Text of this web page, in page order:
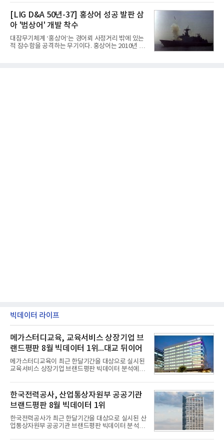
동기 대
라 투자에 나서는 것과 달리, 카카오는 ‘카카오톡’이
라는 플랫폼 경쟁력을 활용한 AI 에이전트 서비스에
집중하는 전략이다. 과거 무리한 사업 확장 과정에서
겪었던 시행착오를 되풀이하지 않고 핵심 역량에 집
중하겠다는 취지로 풀이된다.7일 업계에 따르면 카카
오는 올해 2분기 연결 기준 매출 2조985억원, 영업이
익 2770억원을 기록했다. 전년 동기 대비 매출과 영업
[LIG D&A 50년-37] 홍상어 성공 발판 삼
아 '범상어' 개발 착수
대잠무기체계 ‘홍상어’는 경어뢰 사정거리 밖에 있는
적 잠수함을 공격하는 무기이다. 홍상어는 2010년 넥
빅데이터 라이프
메가스터디교육, 교육서비스 상장기업 브
랜드평판 8월 빅데이터 1위...대교 뒤이어
메가스터디교육이 최근 한달기간을 대상으로 실시된
교육서비스 상장기업 브랜드평판 빅데이터 분석에서
일 한국기업평판연구소(소장 구창환)는 국내 교육서
비스 상장기업 브랜드를 대상으로 지난 7월 7일부터
8월 7일까지 수집된 소비자 빅데이터 10,074,233건
을 분석한 결과, 메가스터디교육이 브랜드평판지수
1,710,926을 기록하며 8월 1위에 올랐다고 밝혔다.
분석에 활용된 빅데이터는 지난 7월(9,491,206건) 대
비 6.14% 증가한 수치로, 교육서비스 상장기업 브랜
한국전력공사, 산업통상자원부 공공기관
브랜드평판 8월 빅데이터 1위
한국전력공사가 최근 한달기간을 대상으로 실시된 산
업통상자원부 공공기관 브랜드평판 빅데이터 분석에
이 순으로 뒤를 이었다.7일 한국기업평판연구소(소장